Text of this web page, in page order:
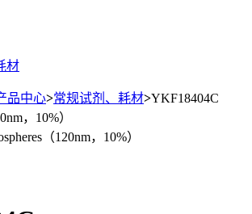
材
品中心>常规试剂、耗材>YKF18404C
，10%）
（120nm，10%）